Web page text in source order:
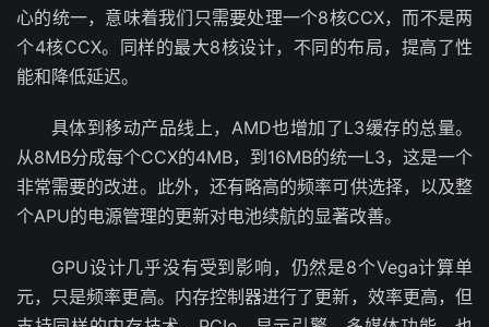
心的统一，意味着我们只需要处理一个8核CCX，而不是两
个4核CCX。同样的最大8核设计，不同的布局，提高了性
能和降低延迟。
具体到移动产品线上，AMD也增加了L3缓存的总量。
从8MB分成每个CCX的4MB，到16MB的统一L3，这是一个
非常需要的改进。此外，还有略高的频率可供选择，以及整
个APU的电源管理的更新对电池续航的显著改善。
GPU设计几乎没有受到影响，仍然是8个Vega计算单
元，只是频率更高。内存控制器进行了更新，效率更高，但